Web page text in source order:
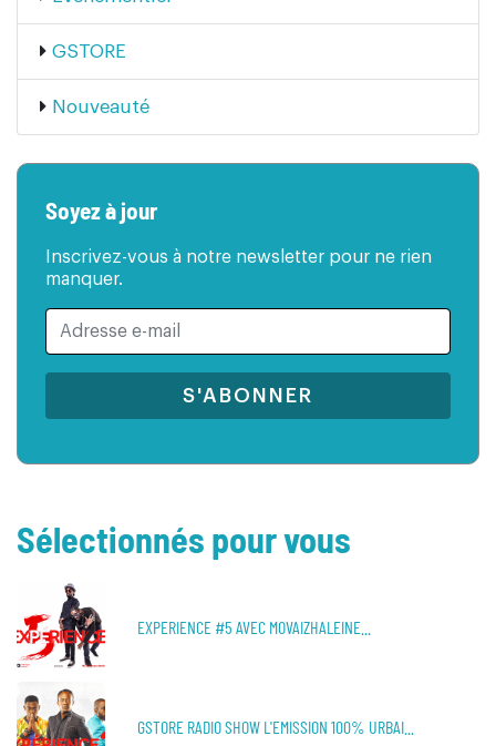
GSTORE
Nouveauté
Soyez à jour
Inscrivez-vous à notre newsletter pour ne rien
manquer.
S'ABONNER
Sélectionnés pour vous
EXPERIENCE #5 AVEC MOVAIZHALEINE...
GSTORE RADIO SHOW L'EMISSION 100% URBAI...